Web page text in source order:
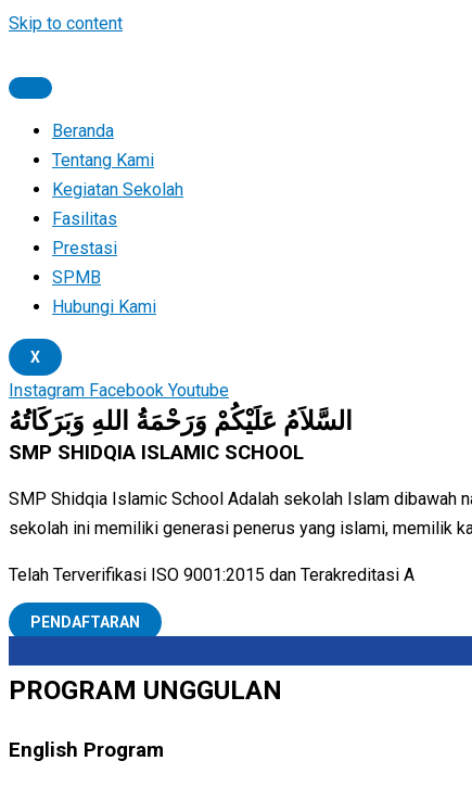
Skip to content
Beranda
Tentang Kami
Kegiatan Sekolah
Fasilitas
Prestasi
SPMB
Hubungi Kami
X
Instagram Facebook Youtube
السَّلاَمُ عَلَيْكُمْ وَرَحْمَةُ اللهِ وَبَرَكَاتُهُ
SMP SHIDQIA ISLAMIC SCHOOL
SMP Shidqia Islamic School Adalah sekolah Islam dibawah
sekolah ini memiliki generasi penerus yang islami, memilik
Telah Terverifikasi ISO 9001:2015 dan Terakreditasi A
PENDAFTARAN
PROGRAM UNGGULAN
English Program